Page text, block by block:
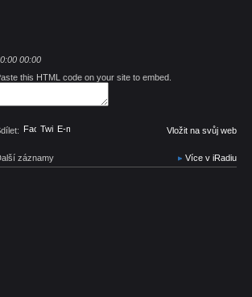
00:00
this HTML code on your site to embed.
Facebook
TwitterE-mail Vložit na svůj web
záznamy Více v iRadiu